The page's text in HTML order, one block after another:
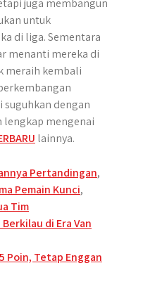
juga membangun
untuk
di liga. Sementara
menanti mereka di
meraih kembali
dengan
lengkap mengenai
lainnya.
Pertandingan,
Pemain Kunci,
Tim
di Era Van
Poin, Tetap Enggan